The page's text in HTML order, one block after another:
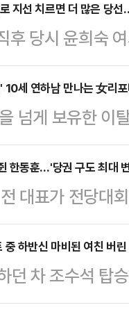
황 속 '극우' 세
. 국민의힘 당
후보들은 극우·
했다.한국사
이유에 대해 "
지선 치르면 더 많은 당
후 당시 윤희숙
도 해당되지 않
표 후보에게 '반
단호한 목소리
전 대통령의
된 상황 속에서
에서도 당내에
세 연하남 만나는 女리
넘게 보유한 이
이 화제의 중
라 인카르도나
PSG와 바이에
진에 따르면 인
진 왼쪽)으로
공유돼 화제를
과하…
한동훈…'당권 구도 최대
대표가 전당대
안철수·조경태
아서다. 당 안
장동혁 의원
, 한 전 대표가 '
하반신 마비된 여친 버린
던 차 조수석 탑
살핌을 약속했던